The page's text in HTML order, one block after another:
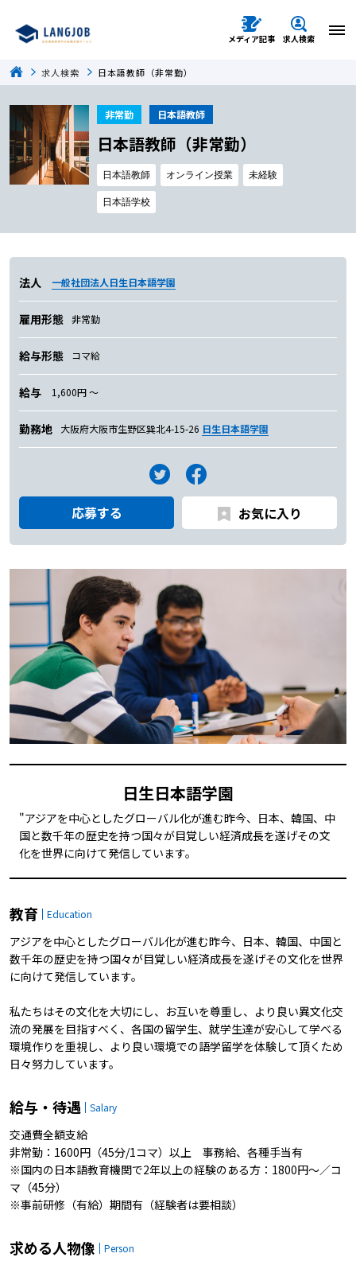
メディア記事 求人検索
求人検索 日本語教師（非常勤）
非常勤 日本語教師
日本語教師（非常勤）
日本語教師 オンライン授業 未経験
日本語学校
法人 一般社団法人日生日本語学園
雇用形態 非常勤
給与形態 コマ給
給与 1,600円 〜
勤務地 大阪府大阪市生野区巽北4-15-26 日生日本語学園
応募する お気に入り
日生日本語学園
"アジアを中心としたグローバル化が進む昨今、日本、韓国、中
国と数千年の歴史を持つ国々が目覚しい経済成長を遂げその文
化を世界に向けて発信しています。
教育 Education
アジアを中心としたグローバル化が進む昨今、日本、韓国、中国と
数千年の歴史を持つ国々が目覚しい経済成長を遂げその文化を世界
に向けて発信しています。
私たちはその文化を大切にし、お互いを尊重し、より良い異文化交
流の発展を目指すべく、各国の留学生、就学生達が安心して学べる
環境作りを重視し、より良い環境での語学留学を体験して頂くため
日々努力しています。
給与・待遇 Salary
交通費全額支給
非常勤：1600円（45分/1コマ）以上 事務給、各種手当有
※国内の日本語教育機関で2年以上の経験のある方：1800円～／コ
マ（45分）
※事前研修（有給）期間有（経験者は要相談）
求める人物像
Person